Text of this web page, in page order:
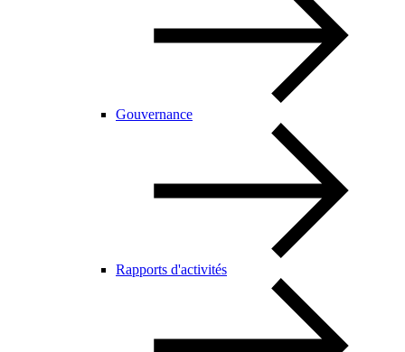
Gouvernance
Rapports d'activités